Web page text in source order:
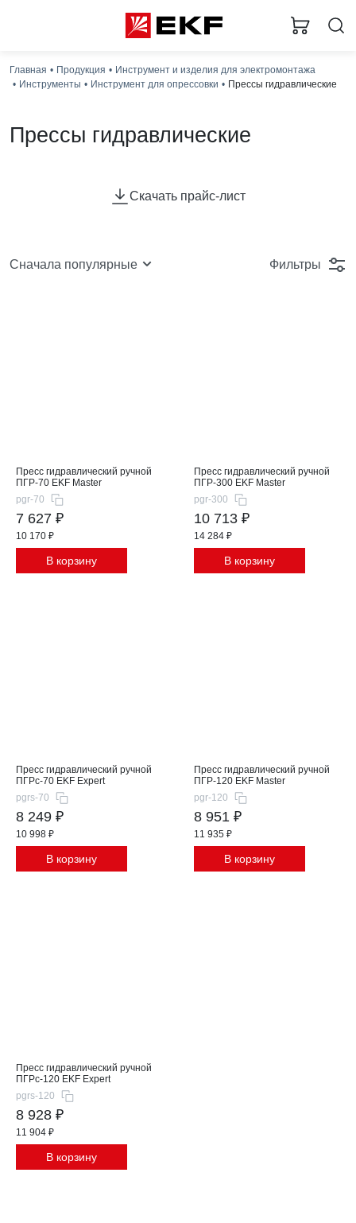
Главная Продукция
Инструмент и изделия для электромонтажа
Инструменты
Инструмент для опрессовки Прессы гидравлические
Прессы гидравлические
ПГР-70, ПГР -120 и ПГР-300 предназначены для
опрессовки медных и алюминиевых неизолированных
Скачать прайс-лист
Сначала популярные Фильтры
Пресс гидравлический ручной
ПГР-70 EKF Master
pgr-70
7 627 ₽
10 170 ₽
В корзину
Пресс гидравлический ручной
ПГР-300 EKF Master
pgr-300
10 713 ₽
14 284 ₽
В корзину
Пресс гидравлический ручной
ПГРс-70 EKF Expert
pgrs-70
8 249 ₽
10 998 ₽
В корзину
Пресс гидравлический ручной
ПГР-120 EKF Master
pgr-120
8 951 ₽
11 935 ₽
В корзину
Пресс гидравлический ручной
ПГРс-120 EKF Expert
pgrs-120
8 928 ₽
11 904 ₽
В корзину